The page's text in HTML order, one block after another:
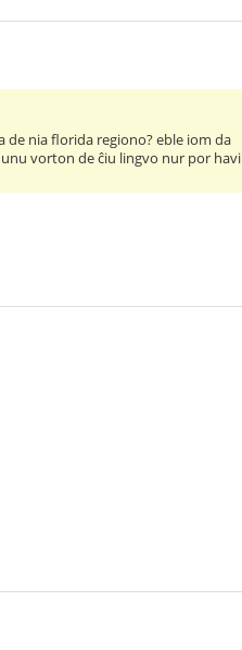
de nia florida regiono? eble iom da
vorton de ĉiu lingvo nur por havi